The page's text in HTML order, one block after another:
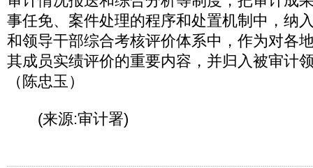
事任免、案件处理的程序和处置机制中，纳
和领导干部综合考核评价体系中，作为对各
其成员实绩评价的重要内容，并归入被审计
（陈忠玉）
(来源:审计署)